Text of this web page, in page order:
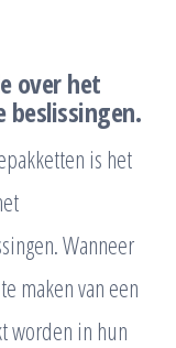
over het
beslissingen.
is het
Wanneer
maken van een
worden in hun